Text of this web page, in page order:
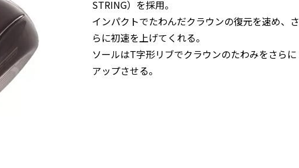
STRING）を採用。
インパクトでたわんだクラウンの復元を速め、さ
らに初速を上げてくれる。
ソールはT字形リブでクラウンのたわみをさらに
アップさせる。